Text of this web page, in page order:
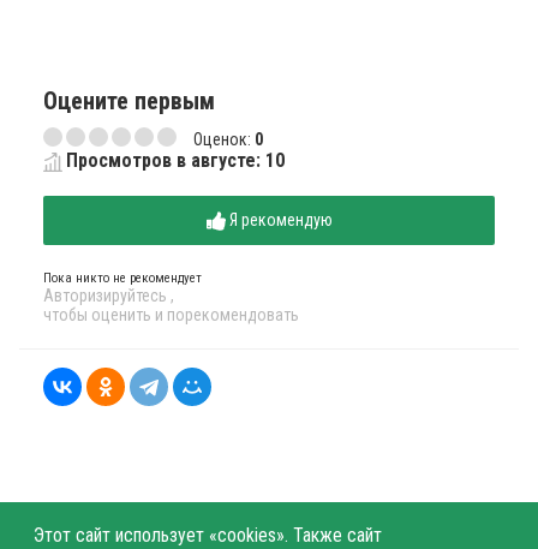
Оцените первым
Оценок: 0
Просмотров в августе: 10
Я рекомендую
Пока никто не рекомендует
Авторизируйтесь ,
чтобы оценить и порекомендовать
Этот сайт использует «cookies». Также сайт